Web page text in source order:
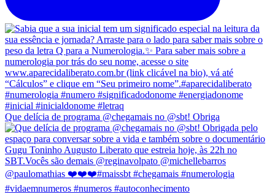
Que delícia de programa @chegamais no @sbt! Obriga